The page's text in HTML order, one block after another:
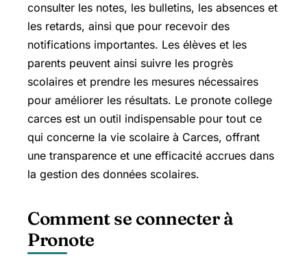
consulter les notes, les bulletins, les absences et
les retards, ainsi que pour recevoir des
notifications importantes. Les élèves et les
parents peuvent ainsi suivre les progrès
scolaires et prendre les mesures nécessaires
pour améliorer les résultats. Le pronote college
carces est un outil indispensable pour tout ce
qui concerne la vie scolaire à Carces, offrant
une transparence et une efficacité accrues dans
la gestion des données scolaires.
Comment se connecter à
Pronote